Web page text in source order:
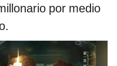
por medio